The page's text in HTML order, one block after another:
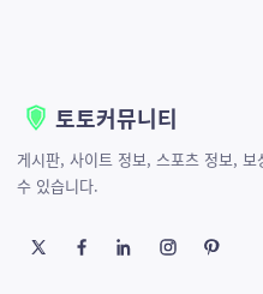
토토커뮤니티
게시판, 사이트 정보, 스포츠 정보,
수 있습니다.